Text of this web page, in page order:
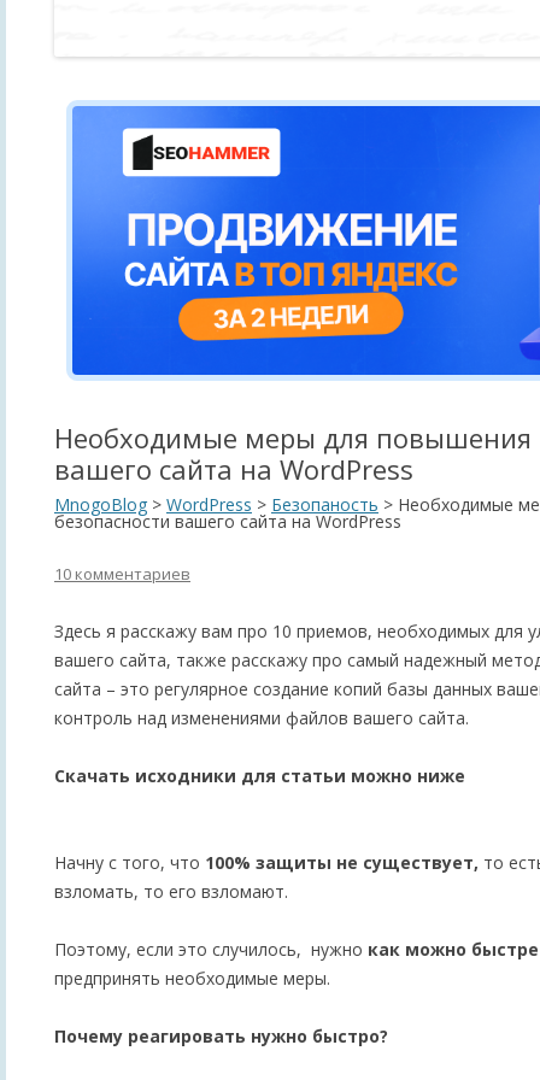
Необходимые меры для повышения
вашего сайта на WordPress
MnogoBlog > WordPress > Безопаность > Необходимые
безопасности вашего сайта на WordPress
10 комментариев
Здесь я расскажу вам про 10 приемов, необходимых для
вашего сайта, также расскажу про самый надежный
сайта – это регулярное создание копий базы данных
контроль над изменениями файлов вашего сайта.
Скачать исходники для статьи можно ниже
Начну с того, что 100% защиты не существует, то
взломать, то его взломают.
Поэтому, если это случилось, нужно как можно
предпринять необходимые меры.
Почему реагировать нужно быстро?